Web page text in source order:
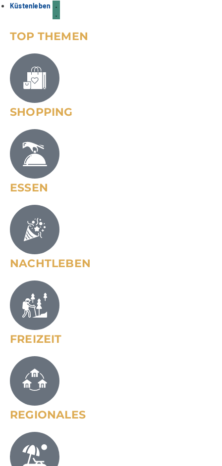
Küstenleben
TOP THEMEN
SHOPPING
ESSEN
NACHTLEBEN
FREIZEIT
REGIONALES